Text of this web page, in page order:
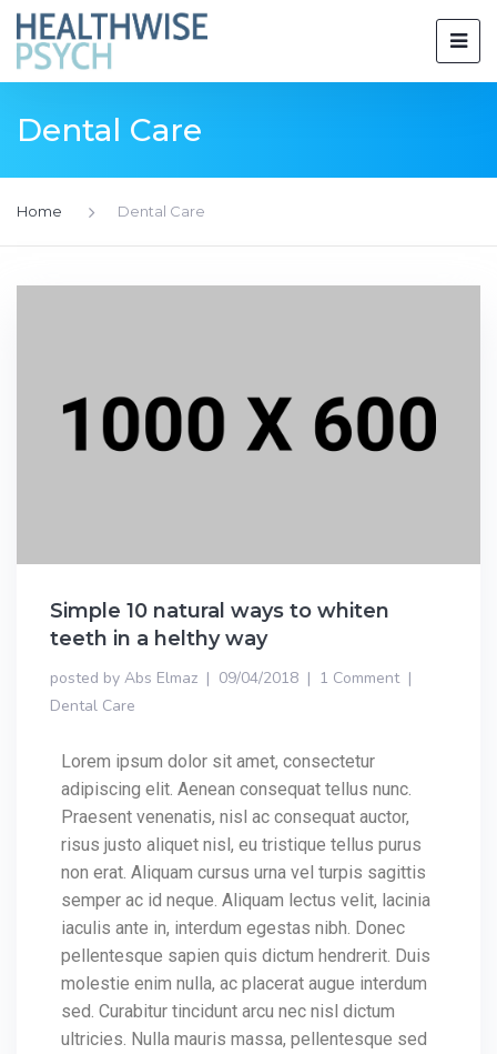
Dental Care
Home Dental Care
Simple 10 natural ways to whiten
teeth in a helthy way
posted by Abs Elmaz 09/04/2018
1 Comment
Dental Care
Lorem ipsum dolor sit amet, consectetur
adipiscing elit. Aenean consequat tellus nunc.
Praesent venenatis, nisl ac consequat auctor,
risus justo aliquet nisl, eu tristique tellus purus
non erat. Aliquam cursus urna vel turpis sagittis
semper ac id neque. Aliquam lectus velit, lacinia
iaculis ante in, interdum egestas nibh. Donec
pellentesque sapien quis dictum hendrerit. Duis
molestie enim nulla, ac placerat augue interdum
sed. Curabitur tincidunt arcu nec nisl dictum
ultricies. Nulla mauris massa, pellentesque sed